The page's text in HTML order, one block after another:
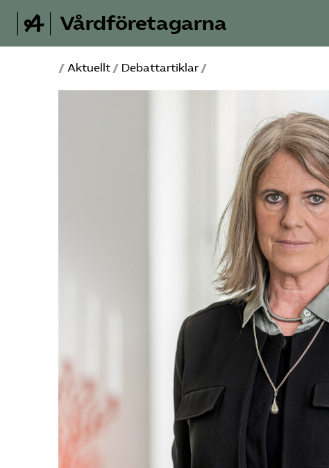
Vårdföretagarna
/ Aktuellt / Debattartiklar /